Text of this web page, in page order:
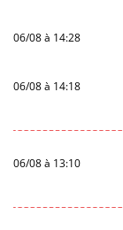
06/08 à 14:28
06/08 à 14:18
06/08 à 13:10